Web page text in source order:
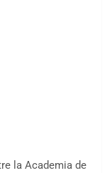
la Academia de